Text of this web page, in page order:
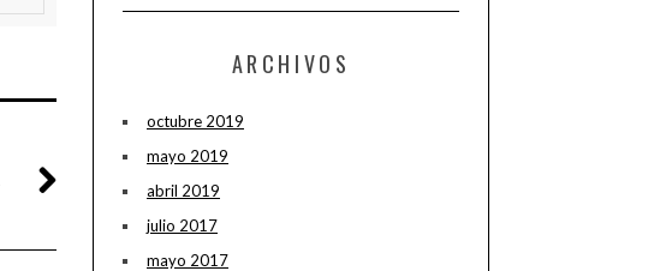
ARCHIVOS
octubre 2019
mayo 2019
abril 2019
julio 2017
mayo 2017